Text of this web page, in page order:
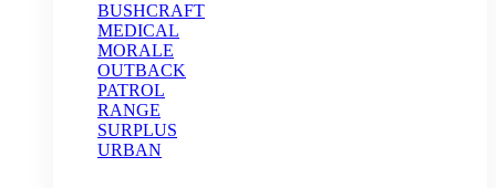
BUSHCRAFT
MEDICAL
MORALE
OUTBACK
PATROL
RANGE
SURPLUS
URBAN